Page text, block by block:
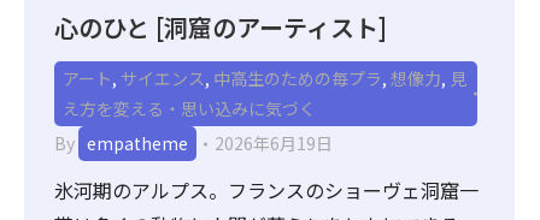
心のひと [洞窟のアーティスト]
アート, サイエンス, 中高生のための毎プラ, 想像力, 見
え方を変える・思い込みに気づく
By empatheme 2026年6月19日
氷河期のアルプス。フランスのショーヴェ洞窟一